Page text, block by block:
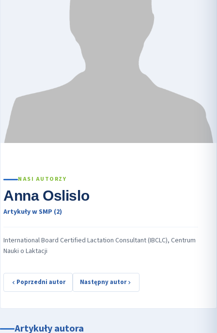
NASI AUTORZY
Anna Oslislo
Artykuły w SMP (2)
International Board Certified Lactation Consultant (IBCLC), Centrum
Nauki o Laktacji
Poprzedni autor Następny autor
Artykuły autora